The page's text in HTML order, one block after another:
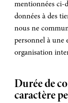
mentionnées ci-
données à des
nous ne
personnel à une
organisation
Durée de
caractère